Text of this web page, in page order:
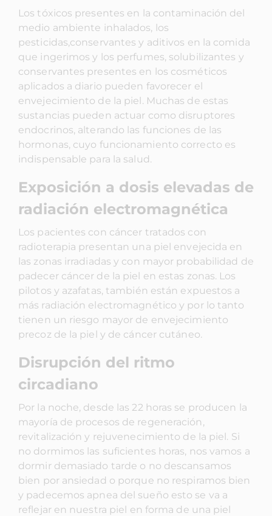
Los tóxicos presentes en la contaminación del
medio ambiente inhalados, los
pesticidas,conservantes y aditivos en la comida
que ingerimos y los perfumes, solubilizantes y
conservantes presentes en los cosméticos
aplicados a diario pueden favorecer el
envejecimiento de la piel. Muchas de estas
sustancias pueden actuar como disruptores
endocrinos, alterando las funciones de las
hormonas, cuyo funcionamiento correcto es
indispensable para la salud.
Exposición a dosis elevadas de
radiación electromagnética
Los pacientes con cáncer tratados con
radioterapia presentan una piel envejecida en
las zonas irradiadas y con mayor probabilidad de
padecer cáncer de la piel en estas zonas. Los
pilotos y azafatas, también están expuestos a
más radiación electromagnético y por lo tanto
tienen un riesgo mayor de envejecimiento
precoz de la piel y de cáncer cutáneo.
Disrupción del ritmo
circadiano
Por la noche, desde las 22 horas se producen la
mayoría de procesos de regeneración,
revitalización y rejuvenecimiento de la piel. Si
no dormimos las suficientes horas, nos vamos a
dormir demasiado tarde o no descansamos
bien por ansiedad o porque no respiramos bien
y padecemos apnea del sueño esto se va a
reflejar en nuestra piel en forma de una piel